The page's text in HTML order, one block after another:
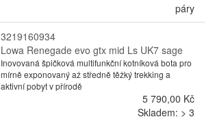
páry
3219160934
Lowa Renegade evo gtx mid Ls UK7 sage
Inovovaná špičková multifunkční kotníková bota pro
mírně exponovaný až středně těžký trekking a
aktivní pobyt v přírodě
5 790,00 Kč
Skladem: > 3